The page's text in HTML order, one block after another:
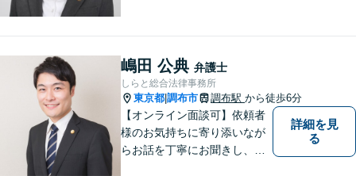
嶋田 公典 弁護士
しらと総合法律事務所
東京都 調布市 調布駅 から徒歩6分
【オンライン面談可】依頼者
様のお気持ちに寄り添いなが
らお話を丁寧にお聞きし、分
詳細を見
る